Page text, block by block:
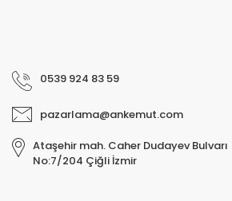
0539 924 83 59
pazarlama@ankemut.com
Ataşehir mah. Caher Dudayev Bulvarı
No:7/204 Çiğli İzmir